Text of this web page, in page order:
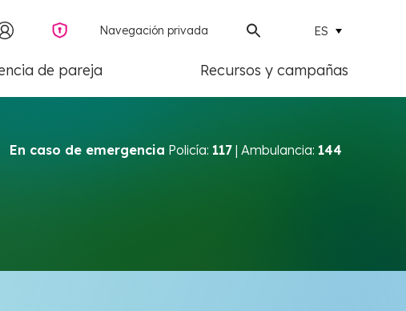
Navegación privada ES
de pareja Recursos y campañas
En caso de emergencia Policía: 117 | Ambulancia: 144